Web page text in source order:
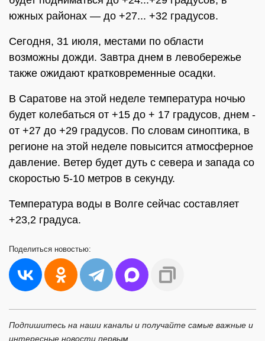
южных районах — до +27... +32 градусов.
Сегодня, 31 июля, местами по области
возможны дожди. Завтра днем в левобережье
также ожидают кратковременные осадки.
В Саратове на этой неделе температура ночью
будет колебаться от +15 до + 17 градусов, днем -
от +27 до +29 градусов. По словам синоптика, в
регионе на этой неделе повысится атмосферное
давление. Ветер будет дуть с севера и запада со
скоростью 5-10 метров в секунду.
Температура воды в Волге сейчас составляет
+23,2 градуса.
Поделиться новостью:
Подпишитесь на наши каналы и получайте самые важные и
интересные новости первым